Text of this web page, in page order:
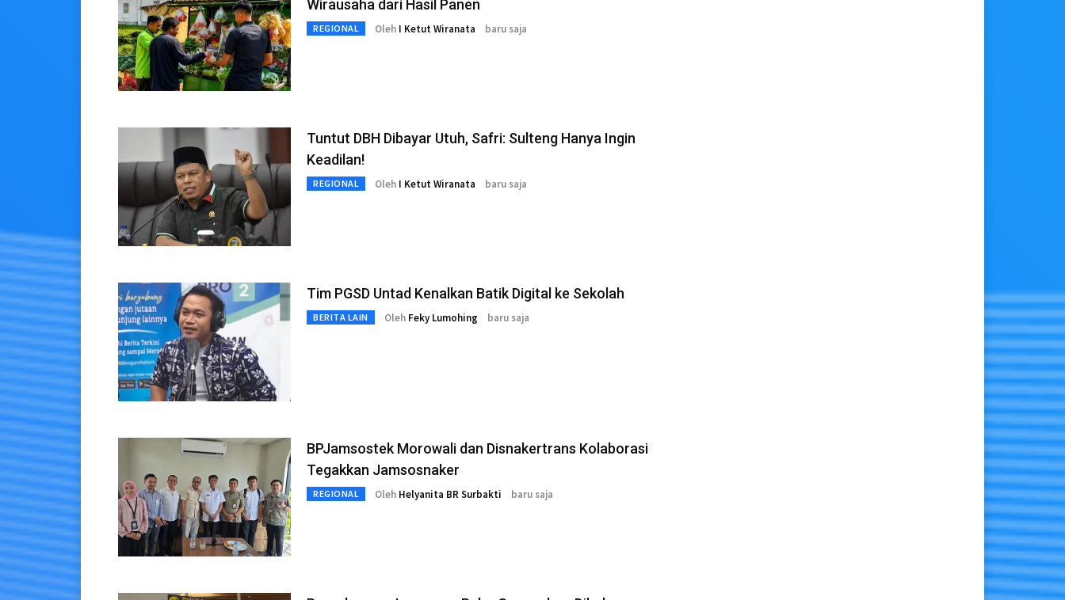
Wirausaha dari Hasil Panen
REGIONAL Oleh I Ketut Wiranata baru saja
Tuntut DBH Dibayar Utuh, Safri: Sulteng Hanya Ingin
Keadilan!
REGIONAL Oleh I Ketut Wiranata baru saja
Tim PGSD Untad Kenalkan Batik Digital ke Sekolah
BERITA LAIN Oleh Feky Lumohing baru saja
BPJamsostek Morowali dan Disnakertrans Kolaborasi
Tegakkan Jamsosnaker
REGIONAL Oleh Helyanita BR Surbakti baru saja